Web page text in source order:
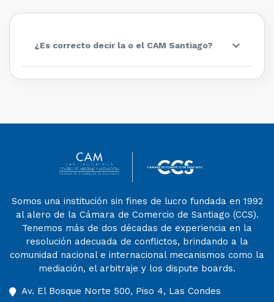
¿Es correcto decir la o el CAM Santiago?
Somos una institución sin fines de lucro fundada en 1992
al alero de la Cámara de Comercio de Santiago (CCS).
Tenemos más de dos décadas de experiencia en la
resolución adecuada de conflictos, brindando a la
comunidad nacional e internacional mecanismos como la
mediación, el arbitraje y los dispute boards.
Av. El Bosque Norte 500, Piso 4, Las Condes